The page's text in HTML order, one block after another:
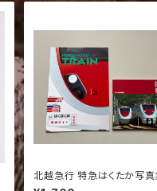
北越急行 特急はくたか写真
くほく線車両ガイドセット｜